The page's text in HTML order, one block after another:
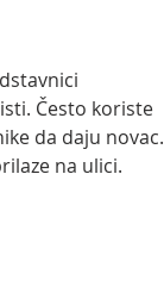
Često koriste
da daju novac.
na ulici.